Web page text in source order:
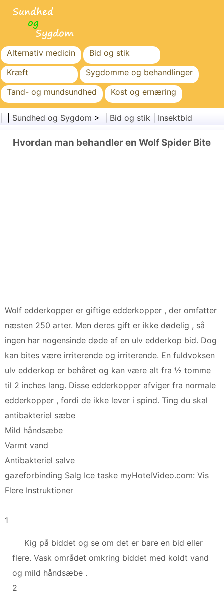
Alternativ medicin
Bid og stik
Kræft
Sygdomme og behandlinger
Tand- og mundsundhed
Kost og ernæring
Familiesundhed
Sundhedssektoren
Sundhed og Sygdom > | Bid og stik Insektbid
Hvordan man behandler en Wolf Spider Bite
Wolf edderkopper er giftige edderkopper , der omfatter
næsten 250 arter. Men deres gift er ikke dødelig , så
ingen har nogensinde døde af en ulv edderkop bid. Dog
kan bites være irriterende og irriterende. En fuldvoksen
ulv edderkop er behåret og kan være alt fra ½ tomme
til 2 inches lang. Disse edderkopper afviger fra normale
edderkopper , fordi de ikke lever i spind. Ting du skal
antibakteriel sæbe
Mild håndsæbe
Varmt vand
Antibakteriel salve
gazeforbinding Salg Ice taske myHotelVideo.com: Vis
Flere Instruktioner
1
Kig på biddet og se om det er bare en bid eller
flere. Vask området omkring biddet med koldt vand
og mild håndsæbe .
2